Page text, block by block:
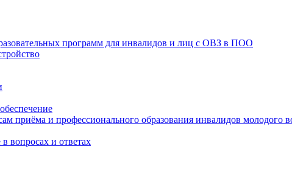
программ для инвалидов и лиц с ОВЗ в ПОО
приёма и профессионального образования инвалидов молодого
вопросах и ответах